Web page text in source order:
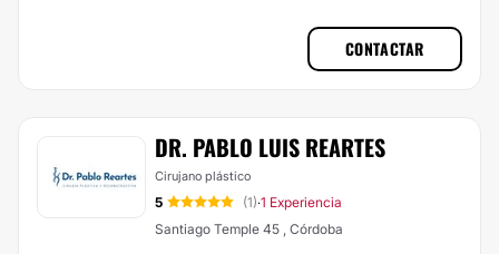
CONTACTAR
DR. PABLO LUIS REARTES
Cirujano plástico
5 (1)·1 Experiencia
Santiago Temple 45 , Córdoba